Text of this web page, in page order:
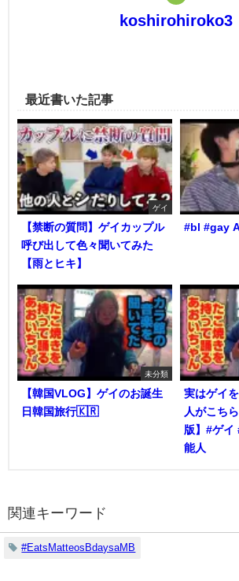
koshirohiroko3
最近書いた記事
ゲイ
【禁断の質問】ゲイカップル
呼び出して色々聞いてみた
【雨とヒキ】
#bl #gay
未分類
【韓国VLOG】ゲイのお誕生
日韓国旅行🇰🇷
実はゲイ
人がこち
版】#ゲイ
能人
関連キーワード
#EatsMatteosBdaysaMB